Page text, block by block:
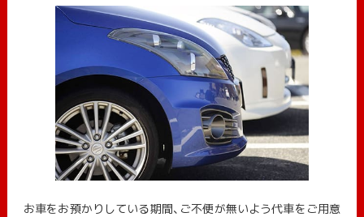
お車をお預かりしている期間、ご不便が無いよう代車をご用意